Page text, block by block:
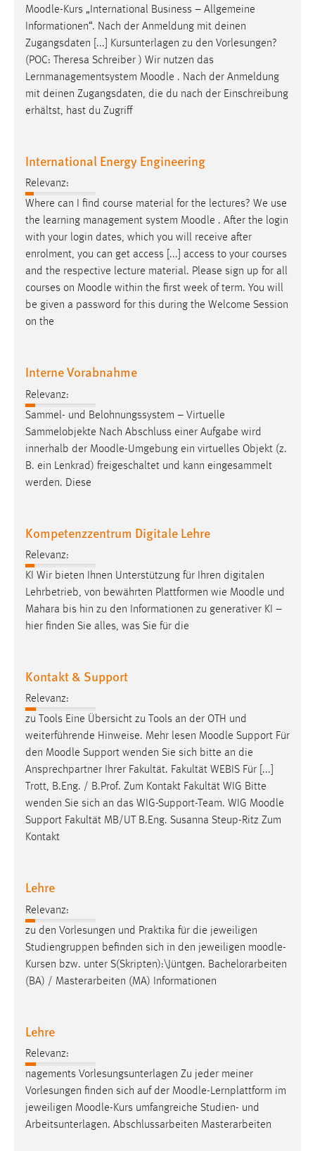
Moodle-Kurs „International Business – Allgemeine
Informationen“. Nach der Anmeldung mit deinen
Zugangsdaten [...] Kursunterlagen zu den Vorlesungen?
(POC: Theresa Schreiber ) Wir nutzen das
Lernmanagementsystem Moodle . Nach der Anmeldung
mit deinen Zugangsdaten, die du nach der Einschreibung
erhältst, hast du Zugriff
International Energy Engineering
Relevanz:
Where can I find course material for the lectures? ​​​​​​​We use
the learning management system Moodle . After the login
with your login dates, which you will receive after
enrolment, you can get access [...] access to your courses
and the respective lecture material. Please sign up for all
courses on Moodle within the first week of term. You will
be given a password for this during the Welcome Session
on the
Interne Vorabnahme
Relevanz:
Sammel- und Belohnungssystem – Virtuelle
Sammelobjekte Nach Abschluss einer Aufgabe wird
innerhalb der Moodle-Umgebung ein virtuelles Objekt (z.
B. ein Lenkrad) freigeschaltet und kann eingesammelt
werden. Diese
Kompetenzzentrum Digitale Lehre
Relevanz:
KI Wir bieten Ihnen Unterstützung für Ihren digitalen
Lehrbetrieb, von bewährten Plattformen wie Moodle und
Mahara bis hin zu den Informationen zu generativer KI –
hier finden Sie alles, was Sie für die
Kontakt & Support
Relevanz:
zu Tools Eine Übersicht zu Tools an der OTH und
weiterführende Hinweise. Mehr lesen Moodle Support Für
den Moodle Support wenden Sie sich bitte an die
Ansprechpartner Ihrer Fakultät. Fakultät WEBIS Für [...]
Trott, B.Eng. / B.Prof. Zum Kontakt Fakultät WIG Bitte
wenden Sie sich an das WIG-Support-Team. WIG Moodle
Support Fakultät MB/UT B.Eng. Susanna Steup-Ritz Zum
Kontakt
Lehre
Relevanz:
zu den Vorlesungen und Praktika für die jeweiligen
Studiengruppen befinden sich in den jeweiligen moodle-
Kursen bzw. unter S(Skripten):\Jüntgen. Bachelorarbeiten
(BA) / Masterarbeiten (MA) Informationen
Lehre
Relevanz:
nagements Vorlesungsunterlagen Zu jeder meiner
Vorlesungen finden sich auf der Moodle-Lernplattform im
jeweiligen Moodle-Kurs umfangreiche Studien- und
Arbeitsunterlagen. Abschlussarbeiten Masterarbeiten
Zweck:
Für performante Seitenauslieferung wird in diesem Cookie
gespeichert, ob man eingeloggt ist.
Sprachpräferenz
Name:
Zweck:
Das Cookie speichert die gewählte Sprache der Website.
Cookie Laufzeit:
Chat
Name:
chat-frame-style-5e9dbeb1811c0446
Cookie Laufzeit:
MibewSessionID, mibew-chat-frame-style-
5e9dbeb1811c0446 = Sitzungslaufzeit, mibew_locale = 3
Jahre, MIBEW_UserID = 1 Jahr
Login
Zweck:
einloggen zu können.
Cookie Laufzeit:
24 Stunden
Statistik Cookies erfassen Informationen anonym.
Diese Informationen helfen uns zu verstehen, wie
unsere Besucher unsere Website nutzen.
Matomo
Name:
_pk_ref, _pk_cvar, _pk_id, _pk_ses
Zweck:
Zugriffsstatistik
MARKETING
Marketing Cookies werden von Drittanbietern
verwendet, um personalisierte Werbung anzuzeigen.
Sie tun dies, indem sie Besucher über Websites
Google Ads
Name:
Anbieter:
Google Ireland Limited